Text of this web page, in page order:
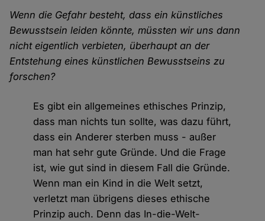
Wenn die Gefahr besteht, dass ein künstliches
Bewusstsein leiden könnte, müssten wir uns dann
nicht eigentlich verbieten, überhaupt an der
Entstehung eines künstlichen Bewusstseins zu
forschen?
Es gibt ein allgemeines ethisches Prinzip,
dass man nichts tun sollte, was dazu führt,
dass ein Anderer sterben muss - außer
man hat sehr gute Gründe. Und die Frage
ist, wie gut sind in diesem Fall die Gründe.
Wenn man ein Kind in die Welt setzt,
verletzt man übrigens dieses ethische
Prinzip auch. Denn das In-die-Welt-